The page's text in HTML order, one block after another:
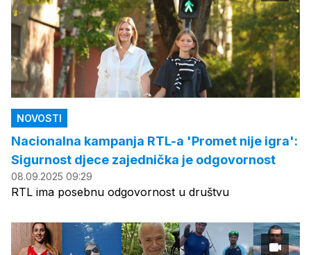
NOVOSTI
Nacionalna kampanja RTL-a 'Promet nije igra':
Sigurnost djece zajednička je odgovornost
08.09.2025 09:29
RTL ima posebnu odgovornost u društvu